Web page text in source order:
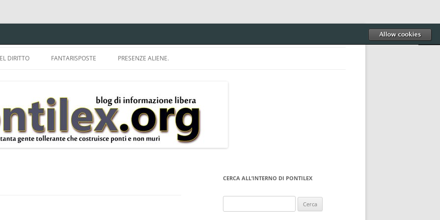
DIRITTO
DELLA LDA 633.
E
FANTARISPOSTE PRESENZE ALIENE.
CERCA ALL’INTERNO DI PONTILEX
per: